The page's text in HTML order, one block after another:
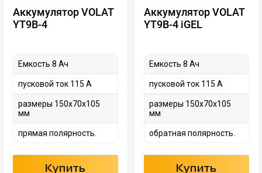
Аккумулятор VOLAT
YT9B-4
Емкость 8 Ач
пусковой ток 115 А
размеры 150x70x105
мм
прямая полярность.
Купить
Аккумулятор VOLAT
YT9B-4 iGEL
Емкость 8 Ач
пусковой ток 115 А
размеры 150x70x105
мм
обратная полярность.
Купить